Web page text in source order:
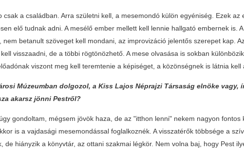
csak a családban. Arra születni kell, a mesemondó külön egyéniség. Ezek az
elő tudnak adni. A mesélő ember mellett kell lennie hallgató embernek is.
betanult szöveget kell mondani, az improvizáció jelentős szerepet kap.
visszaadni, de a többi rögtönözhető. A mese olvasása is sokban
viszont meg kell teremtenie a képiséget, a közönségnek is látnia kell
Múzeumban dolgozol, a Kiss Lajos Néprajzi Társaság elnöke vagy,
akarsz jönni Pestről?
gondoltam, mégsem jövök haza, de az "itthon lenni" nekem nagyon fontos
is a vajdasági mesemondással foglalkoznék. A visszatérők többsége a
de hiányzik a könyvtár, az ottani szakmai légkör. Nem volna baj, hogy Pest